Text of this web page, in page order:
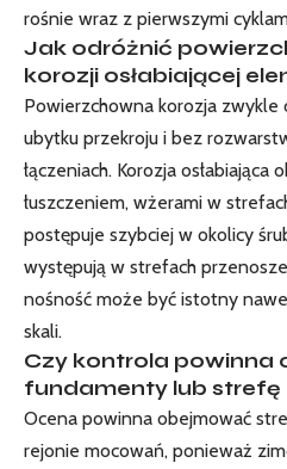
rośnie wraz z pierwszymi
Jak odróżnić
korozji osłabiającej
Powierzchowna korozja zwykle
ubytku przekroju i bez
łączeniach. Korozja osłabiająca
łuszczeniem, wżerami w
postępuje szybciej w okolicy
występują w strefach
nośność może być istotny
skali.
Czy kontrola powinna
fundamenty lub strefę
Ocena powinna obejmować
rejonie mocowań, ponieważ